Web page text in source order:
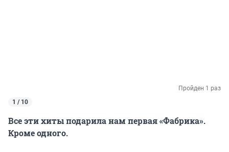
Пройден 1 раз
1 / 10
Все эти хиты подарила нам первая «Фабрика».
Кроме одного.